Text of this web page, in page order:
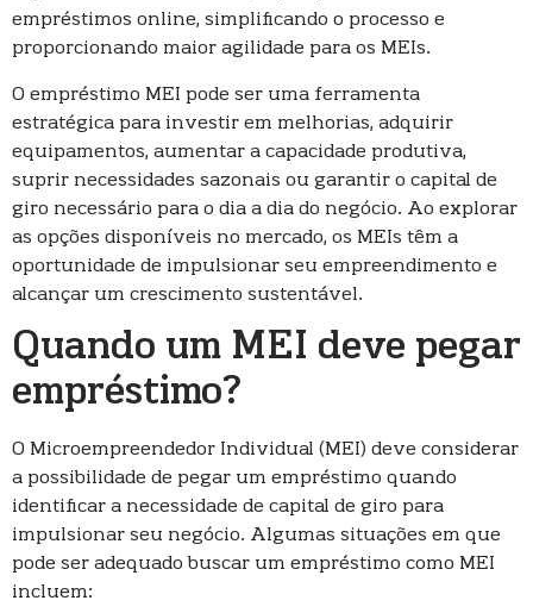
empréstimos online, simplificando o processo e
proporcionando maior agilidade para os MEIs.
O empréstimo MEI pode ser uma ferramenta
estratégica para investir em melhorias, adquirir
equipamentos, aumentar a capacidade produtiva,
suprir necessidades sazonais ou garantir o capital de
giro necessário para o dia a dia do negócio. Ao explorar
as opções disponíveis no mercado, os MEIs têm a
oportunidade de impulsionar seu empreendimento e
alcançar um crescimento sustentável.
Quando um MEI deve pegar
empréstimo?
O Microempreendedor Individual (MEI) deve considerar
a possibilidade de pegar um empréstimo quando
identificar a necessidade de capital de giro para
impulsionar seu negócio. Algumas situações em que
pode ser adequado buscar um empréstimo como MEI
incluem: